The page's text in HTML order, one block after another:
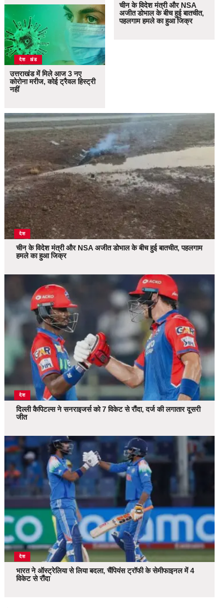
उत्तराखंड
देश
उत्तराखंड में मिले आज 3 नए
कोरोना मरीज, कोई ट्रैवल हिस्ट्री
नहीं
चीन के विदेश मंत्री और NSA
अजीत डोभाल के बीच हुई बातचीत,
पहलगाम हमले का हुआ जिक्र
देश
चीन के विदेश मंत्री और NSA अजीत डोभाल के बीच हुई बातचीत, पहलगाम
हमले का हुआ जिक्र
देश
दिल्ली कैपिटल्स ने सनराइजर्स को 7 विकेट से रौंदा, दर्ज की लगातार दूसरी
जीत
देश
भारत ने ऑस्ट्रेलिया से लिया बदला, चैंपियंस ट्रॉफी के सेमीफाइनल में 4
विकेट से रौंदा